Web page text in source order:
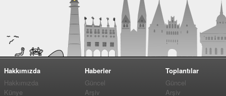
Hakkımızda
Hakkımızda
Künye
Haberler
Güncel
Arşiv
Toplantılar
Güncel
Arşiv